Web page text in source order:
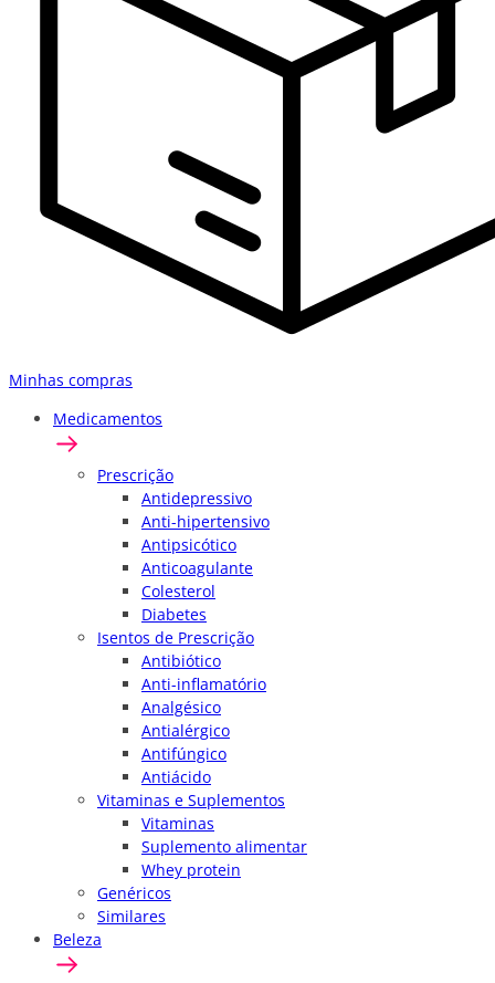
Minhas compras
Medicamentos
Prescrição
Antidepressivo
Anti-hipertensivo
Antipsicótico
Anticoagulante
Colesterol
Diabetes
Isentos de Prescrição
Antibiótico
Anti-inflamatório
Analgésico
Antialérgico
Antifúngico
Antiácido
Vitaminas e Suplementos
Vitaminas
Suplemento alimentar
Whey protein
Genéricos
Similares
Beleza